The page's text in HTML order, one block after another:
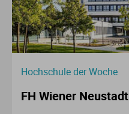
Hochschule der Woche
FH Wiener Neustadt